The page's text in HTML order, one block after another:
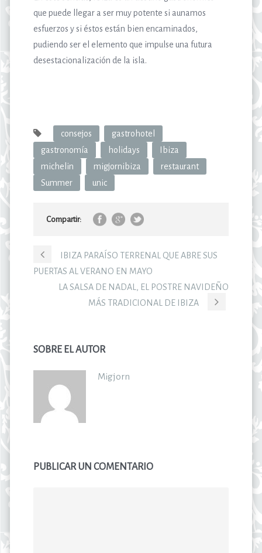
que puede llegar a ser muy potente si aunamos
esfuerzos y si éstos están bien encaminados,
pudiendo ser el elemento que impulse una futura
desestacionalización de la isla.
consejos
gastrohotel
gastronomía
holidays
Ibiza
michelin
migjornibiza
restaurant
Summer
unic
Compartir:
IBIZA PARAÍSO TERRENAL QUE ABRE SUS
PUERTAS AL VERANO EN MAYO
LA SALSA DE NADAL, EL POSTRE NAVIDEÑO
MÁS TRADICIONAL DE IBIZA
SOBRE EL AUTOR
Migjorn
PUBLICAR UN COMENTARIO